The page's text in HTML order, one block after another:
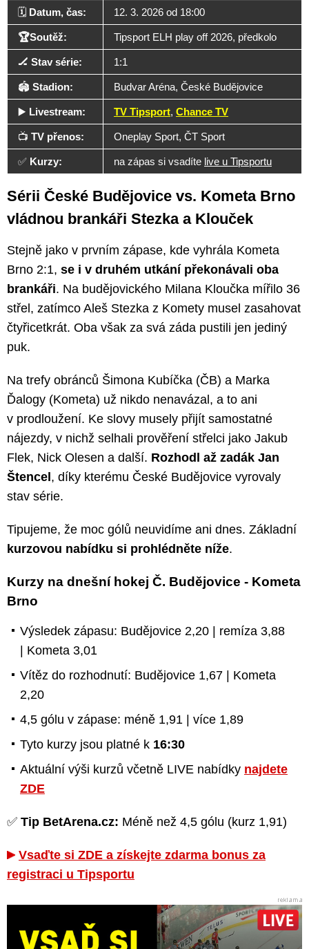
🗓️ Datum, čas: 12. 3. 2026 od 18:00
🏆Soutěž: Tipsport ELH play off 2026, předkolo
🏒 Stav série: 1:1
🏟️ Stadion: Budvar Aréna, České Budějovice
▶️ Livestream: TV Tipsport, Chance TV
📺 TV přenos: Oneplay Sport, ČT Sport
✅ Kurzy: na zápas si vsadíte live u Tipsportu
Sérii České Budějovice vs. Kometa Brno
vládnou brankáři Stezka a Klouček
Stejně jako v prvním zápase, kde vyhrála Kometa
Brno 2:1, se i v druhém utkání překonávali oba
brankáři. Na budějovického Milana Kloučka mířilo 36
střel, zatímco Aleš Stezka z Komety musel zasahovat
čtyřicetkrát. Oba však za svá záda pustili jen jediný
puk.
Na trefy obránců Šimona Kubíčka (ČB) a Marka
Ďalogy (Kometa) už nikdo nenavázal, a to ani
v prodloužení. Ke slovy musely přijít samostatné
nájezdy, v nichž selhali prověření střelci jako Jakub
Flek, Nick Olesen a další. Rozhodl až zadák Jan
Štencel, díky kterému České Budějovice vyrovaly
stav série.
Tipujeme, že moc gólů neuvidíme ani dnes. Základní
kurzovou nabídku si prohlédněte níže.
Kurzy na dnešní hokej Č. Budějovice - Kometa
Brno
Výsledek zápasu: Budějovice 2,20 | remíza 3,88
| Kometa 3,01
Vítěz do rozhodnutí: Budějovice 1,67 | Kometa
2,20
4,5 gólu v zápase: méně 1,91 | více 1,89
Tyto kurzy jsou platné k 16:30
Aktuální výši kurzů včetně LIVE nabídky najdete
ZDE
✅ Tip BetArena.cz: Méně než 4,5 gólu (kurz 1,91)
Vsaďte si ZDE a získejte zdarma bonus za
registraci u Tipsportu